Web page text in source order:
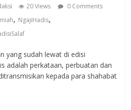
20 Views
0 Comments
, NgajiHadis,
yang sudah lewat di edisi
adalah perkataan, perbuatan dan
kepada para shahabat